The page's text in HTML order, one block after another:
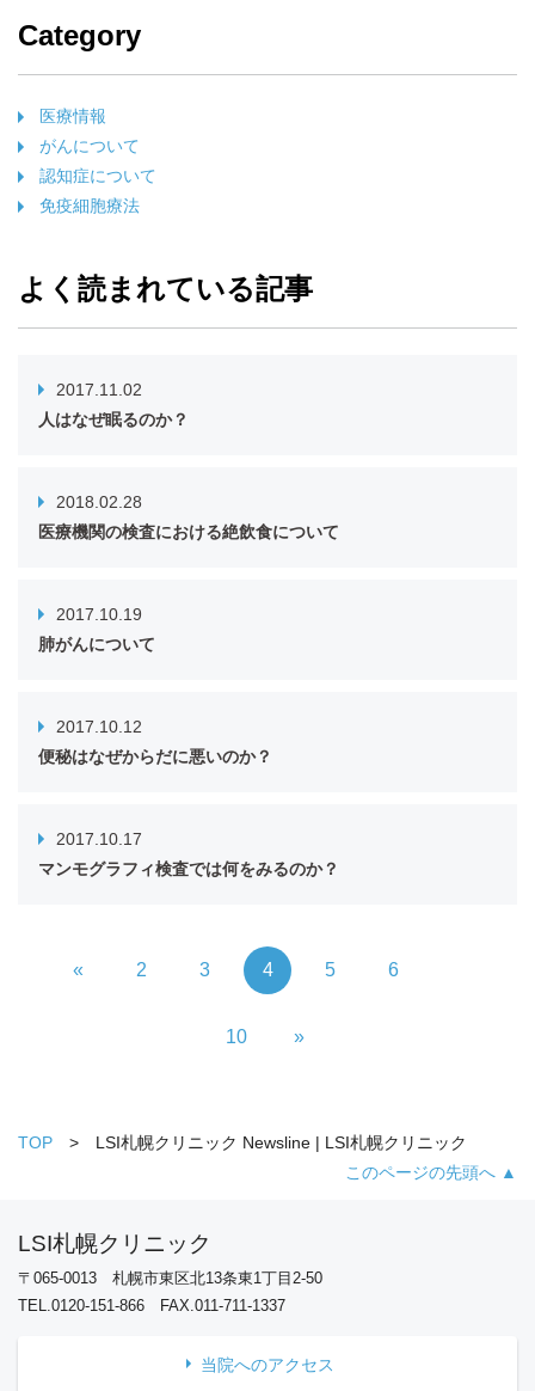
Category
医療情報
がんについて
認知症について
免疫細胞療法
よく読まれている記事
2017.11.02
人はなぜ眠るのか？
2018.02.28
医療機関の検査における絶飲食について
2017.10.19
肺がんについて
2017.10.12
便秘はなぜからだに悪いのか？
2017.10.17
マンモグラフィ検査では何をみるのか？
« 2 3 4 5 6
10 »
TOP
LSI札幌クリニック Newsline | LSI札幌クリニック
このページの先頭へ ▲
LSI札幌クリニック
〒065-0013 札幌市東区北13条東1丁目2-50
TEL.0120-151-866 FAX.011-711-1337
当院へのアクセス